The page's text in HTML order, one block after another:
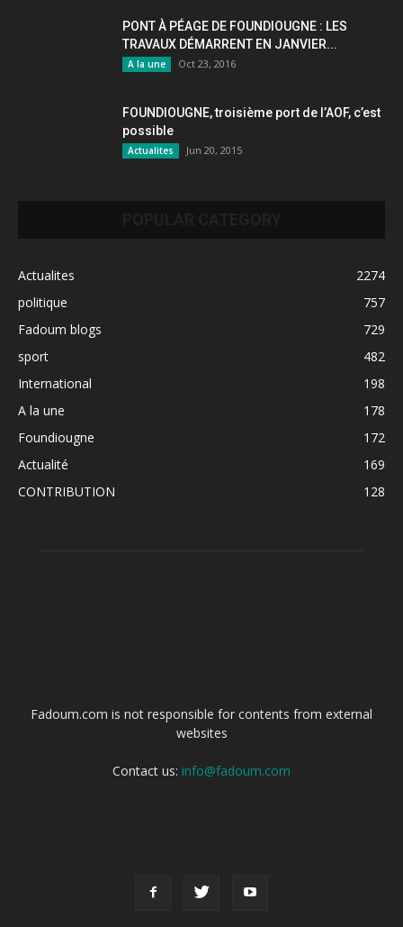
PONT À PÉAGE DE FOUNDIOUGNE : LES
TRAVAUX DÉMARRENT EN JANVIER...
A la une Oct 23, 2016
FOUNDIOUGNE, troisième port de l’AOF, c’est
possible
Actualites Jun 20, 2015
Actualites
2274
politique
757
Fadoum blogs
729
sport
482
International
198
A la une
178
Foundiougne
172
Actualité
169
CONTRIBUTION
128
Fadoum.com is not responsible for contents from external
websites
Contact us: info@fadoum.com